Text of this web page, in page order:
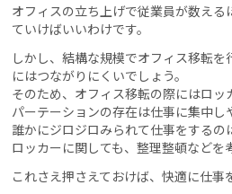
オフィスの立ち上げで従業員が数え
ていけばいいわけです。
しかし、結構な規模でオフィス移転
にはつながりにくいでしょう。
そのため、オフィス移転の際にはロッ
パーテーションの存在は仕事に集中し
誰かにジロジロみられて仕事をするの
ロッカーに関しても、整理整頓などを
これさえ押さえておけば、快適に仕事